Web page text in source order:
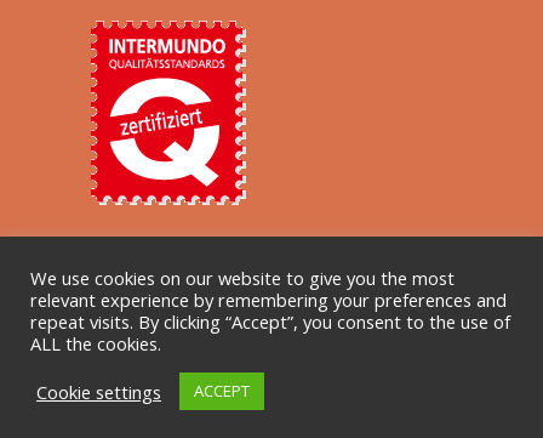
© Copyright - SCI Switzerland 2020
We use cookies on our website to give you the most
relevant experience by remembering your preferences and
repeat visits. By clicking “Accept”, you consent to the use of
ALL the cookies.
Cookie settings
ACCEPT